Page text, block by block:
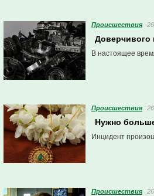
Проиcшествия
Доверчивого
В настоящее
Проиcшествия
Нужно
Инцидент
Проиcшествия